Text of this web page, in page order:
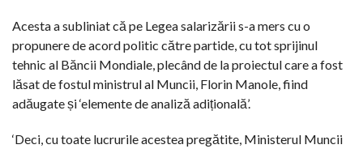
Acesta a subliniat că pe Legea salarizării s-a mers cu o
propunere de acord politic către partide, cu tot sprijinul
tehnic al Băncii Mondiale, plecând de la proiectul care a fost
lăsat de fostul ministrul al Muncii, Florin Manole, fiind
adăugate și ‘elemente de analiză adițională’.
‘Deci, cu toate lucrurile acestea pregătite, Ministerul Muncii